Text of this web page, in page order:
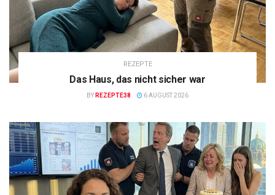
REZEPTE
Das Haus, das nicht sicher war
BY REZEPTE38 6 AUGUST 2026